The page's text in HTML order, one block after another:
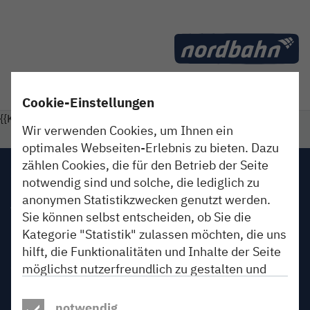
{{Kein Erlebnis gefunden}}
Impressum
AGB
Datenschutz
Gewinnspiele
Beförderungsbedingungen
Cookie-Einstellungen
Wir verwenden Cookies, um Ihnen ein
optimales Webseiten-Erlebnis zu bieten. Dazu
zählen Cookies, die für den Betrieb der Seite
notwendig sind und solche, die lediglich zu
anonymen Statistikzwecken genutzt werden.
Sie können selbst entscheiden, ob Sie die
Kategorie "Statistik" zulassen möchten, die uns
hilft, die Funktionalitäten und Inhalte der Seite
möglichst nutzerfreundlich zu gestalten und
„Akzeptieren“ klicken, erlauben Sie uns, Ihr